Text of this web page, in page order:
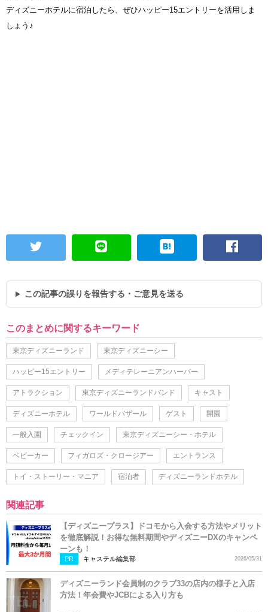
ディズニーホテルに宿泊したら、ぜひハッピー15エントリーを活用しま
しょう♪
この記事の誤りを報告する・ご意見を送る
このまとめに関するキーワード
東京ディズニーランド 東京ディズニーシー
ハッピー15エントリー メディテレーニアンハーバー
アトラクション 東京ディズニーランドバンド キャスト
ディズニーホテル ワールドバザール ゲスト 開園
一般入園 チェックイン 東京ディズニーシー・ホテル
ベビーカー フィガロズ・クロージアー エントランス
トイ・ストーリー・マニア 宿泊者 ディズニーランドホテル
関連記事
【ディズニープラス】ドコモから入会する方法やメリット
を徹底解説！お得な無料期間やディズニーDXのキャンペ
ーンも！
PR キャステル編集部 2026/05/31
ディズニーランド会員制のクラブ33の店内の様子と入店
方法！年会費やJCBによる入り方も